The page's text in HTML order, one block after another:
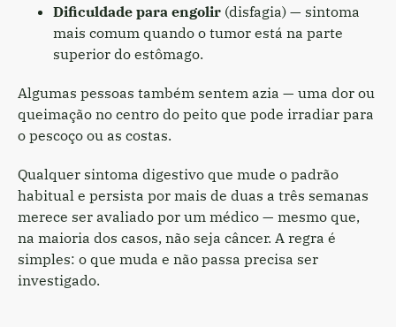
Dificuldade para engolir (disfagia) — sintoma
mais comum quando o tumor está na parte
superior do estômago.
Algumas pessoas também sentem azia — uma dor ou
queimação no centro do peito que pode irradiar para
o pescoço ou as costas.
Qualquer sintoma digestivo que mude o padrão
habitual e persista por mais de duas a três semanas
merece ser avaliado por um médico — mesmo que,
na maioria dos casos, não seja câncer. A regra é
simples: o que muda e não passa precisa ser
investigado.